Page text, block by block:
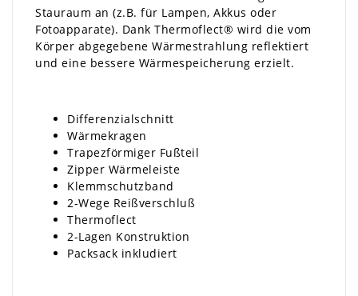
Stauraum an (z.B. für Lampen, Akkus oder
Fotoapparate). Dank Thermoflect® wird die vom
Körper abgegebene Wärmestrahlung reflektiert
und eine bessere Wärmespeicherung erzielt.
Differenzialschnitt
Wärmekragen
Trapezförmiger Fußteil
Zipper Wärmeleiste
Klemmschutzband
2-Wege Reißverschluß
Thermoflect
2-Lagen Konstruktion
Packsack inkludiert